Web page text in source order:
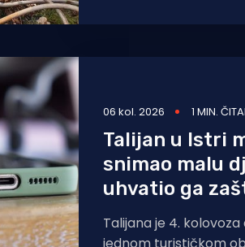
požar
06 kol. 2026 1 MIN.
Talijan u Istri
snimao malu
uhvatio ga
Talijana je 4. kolovoza